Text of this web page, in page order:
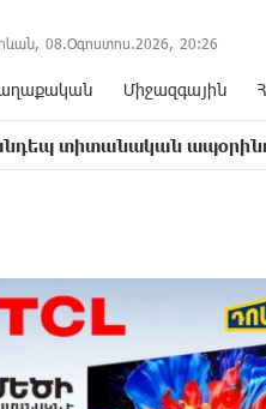
08.Օգոստոս.2026, 20:26
Միջազգային
ապօրինություն